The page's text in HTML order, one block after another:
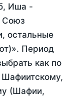
Иша -
Союз
остальные
Период
как по
Шафиитскому,
(Шафии,